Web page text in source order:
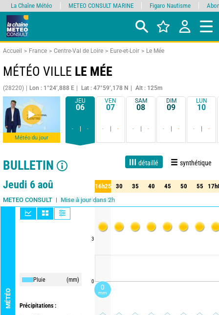
Accueil France Centre-Val de Loire Eure-et-Loir Le Mée
MÉTÉO VILLE LE MÉE
(28220) Lon : 1°24’,888 E Lat : 47°59’,178 N Alt : 125m
Météo du jour
JEU
06
- -
VEN
07
- -
SAM
08
- -
DIM
09
- -
LUN
10
- -
BULLETIN détaillé synthétique
Live 1 jour 3 jours 15 jours Fiabilité 90%
Jeudi 6 aoû
METEO CONSULT Mise à jour dans 2h
MÉTÉO
Pluie (mm)
Précipitations :
3
0
16h25 30 35 40 45 50 55
25 30 35 40 45 50 55
La Chaîne Météo METEO CONSULT MARINE Figaro Nautisme
0
mm